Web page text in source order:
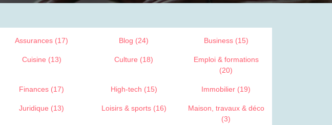
Assurances (17) Blog (24) Business (15)
Cuisine (13) Culture (18)
Emploi & formations
(20)
Finances (17) High-tech (15) Immobilier (19)
Juridique (13) Loisirs & sports (16)
Maison, travaux & déco
(3)